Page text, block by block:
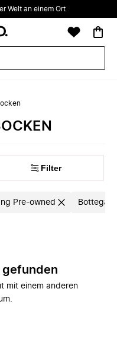
Welt an einem Ort
Filter
Pre-owned Bottega
gefunden
mit einem anderen